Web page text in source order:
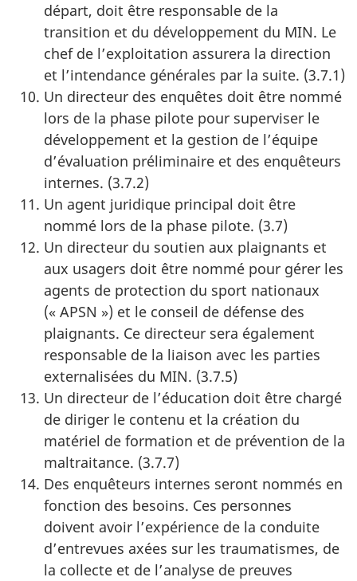
départ, doit être responsable de la
transition et du développement du MIN. Le
chef de l’exploitation assurera la direction
et l’intendance générales par la suite. (3.7.1)
Un directeur des enquêtes doit être nommé
lors de la phase pilote pour superviser le
développement et la gestion de l’équipe
d’évaluation préliminaire et des enquêteurs
internes. (3.7.2)
Un agent juridique principal doit être
nommé lors de la phase pilote. (3.7)
Un directeur du soutien aux plaignants et
aux usagers doit être nommé pour gérer les
agents de protection du sport nationaux
(« APSN ») et le conseil de défense des
plaignants. Ce directeur sera également
responsable de la liaison avec les parties
externalisées du MIN. (3.7.5)
Un directeur de l’éducation doit être chargé
de diriger le contenu et la création du
matériel de formation et de prévention de la
maltraitance. (3.7.7)
Des enquêteurs internes seront nommés en
fonction des besoins. Ces personnes
doivent avoir l’expérience de la conduite
d’entrevues axées sur les traumatismes, de
la collecte et de l’analyse de preuves